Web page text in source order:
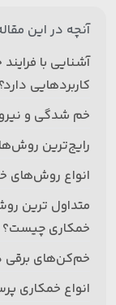
آنچه در این
آشنایی با
کاربردهایی دارد؟
خم شدگی و
رایج‌ترین
انواع روش‌های
متداول‌ ترین
خمکاری چیست؟
خم‌کن‌های
انواع خمکاری